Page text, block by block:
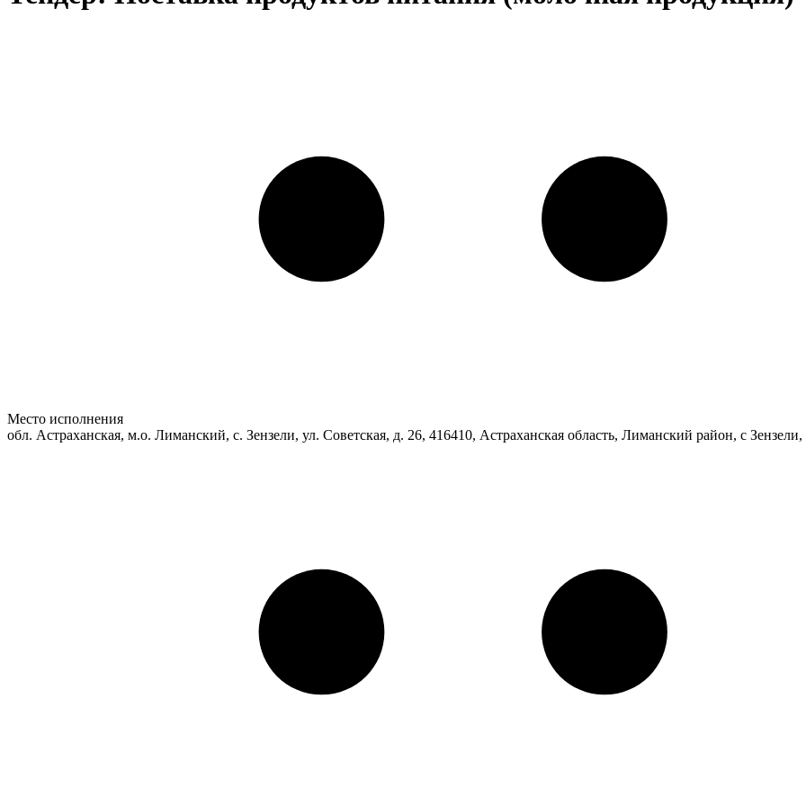
Место исполнения
обл. Астраханская, м.о. Лиманский, с. Зензели, ул. Советская, д. 26, 416410, Астраханская область, Лиманский район, с Зензели,